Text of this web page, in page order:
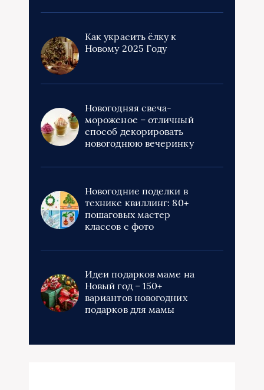
Как украсить ёлку к
Новому 2025 Году
Новогодняя свеча-
мороженое – отличный
способ декорировать
новогоднюю вечеринку
Новогодние поделки в
технике квиллинг: 80+
пошаговых мастер
классов с фото
Идеи подарков маме на
Новый год – 150+
вариантов новогодних
подарков для мамы